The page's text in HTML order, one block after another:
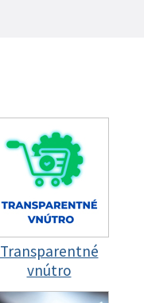
Transparentné
vnútro